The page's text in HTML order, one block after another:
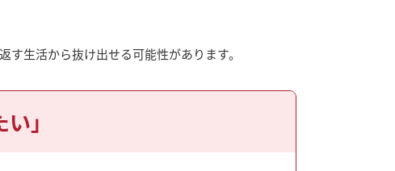
生活から抜け出せる可能性があります。
」